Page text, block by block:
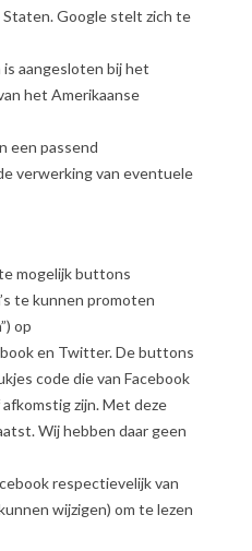
Google stelt zich te
is aangesloten bij het
het Amerikaanse
een passend
verwerking van eventuele
mogelijk buttons
te kunnen promoten
op
en Twitter. De buttons
code die van Facebook
zijn. Met deze
Wij hebben daar geen
respectievelijk van
wijzigen) om te lezen